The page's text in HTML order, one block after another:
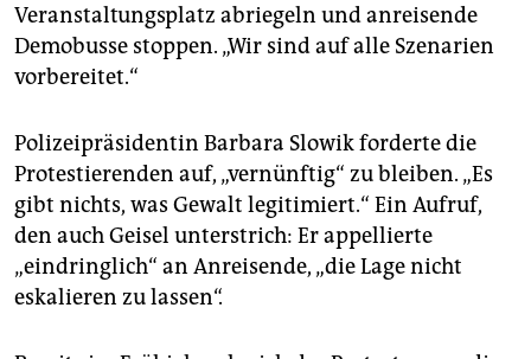
Veranstaltungsplatz abriegeln und anreisende
Demobusse stoppen. „Wir sind auf alle Szenarien
vorbereitet.“
Polizeipräsidentin Barbara Slowik forderte die
Protestierenden auf, „vernünftig“ zu bleiben. „Es
gibt nichts, was Gewalt legitimiert.“ Ein Aufruf,
den auch Geisel unterstrich: Er appellierte
„eindringlich“ an Anreisende, „die Lage nicht
eskalieren zu lassen“.